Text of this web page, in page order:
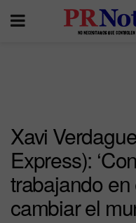
Xavi
Express):
trabajando
cambiar el